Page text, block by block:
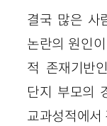
결국 많은 사
논란의 원인
적 존재기반
단지 부모의
교과성적에서